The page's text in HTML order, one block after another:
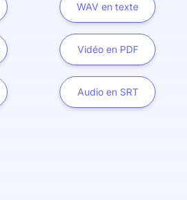
WAV en texte
Vidéo en PDF
Audio en SRT